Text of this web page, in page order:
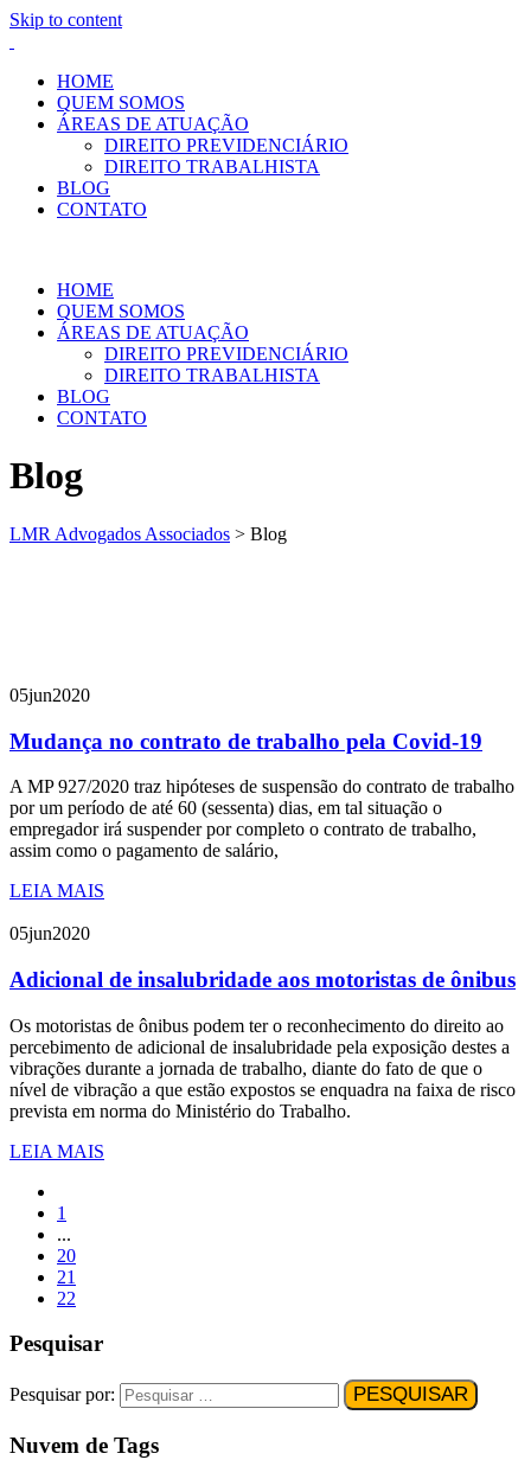
Skip to content
HOME
QUEM SOMOS
ÁREAS DE ATUAÇÃO
DIREITO PREVIDENCIÁRIO
DIREITO TRABALHISTA
BLOG
CONTATO
HOME
QUEM SOMOS
ÁREAS DE ATUAÇÃO
DIREITO PREVIDENCIÁRIO
DIREITO TRABALHISTA
BLOG
CONTATO
Blog
LMR Advogados Associados > Blog
05jun2020
Mudança no contrato de trabalho pela Covid-19
A MP 927/2020 traz hipóteses de suspensão do contrato de trabalho
por um período de até 60 (sessenta) dias, em tal situação o
empregador irá suspender por completo o contrato de trabalho,
assim como o pagamento de salário,
LEIA MAIS
05jun2020
Adicional de insalubridade aos motoristas de ônibus
Os motoristas de ônibus podem ter o reconhecimento do direito ao
percebimento de adicional de insalubridade pela exposição destes a
vibrações durante a jornada de trabalho, diante do fato de que o
nível de vibração a que estão expostos se enquadra na faixa de risco
prevista em norma do Ministério do Trabalho.
LEIA MAIS
1
...
20
21
22
Pesquisar
Pesquisar por:
Nuvem de Tags